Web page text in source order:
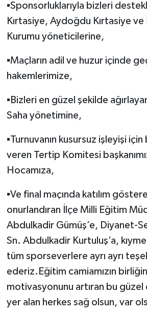
▪️Sponsorluklarıyla bizleri
Kırtasiye, Aydoğdu Kırtasiye ve
Kurumu yöneticilerine,
▪️Maçların adil ve huzur içinde
hakemlerimize,
▪️Bizleri en güzel şekilde
Saha yönetimine,
▪️Turnuvanın kusursuz işleyişi
veren Tertip Komitesi
Hocamıza,
▪️Ve final maçında katılım
onurlandıran İlçe Milli Eğitim
Abdulkadir Gümüş’e, Diyanet-
Sn. Abdulkadir Kurtuluş’a,
tüm sporseverlere ayrı ayrı
ederiz.Eğitim camiamızın
motivasyonunu artıran bu
yer alan herkes sağ olsun, var